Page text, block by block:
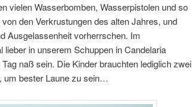
vielen Wasserbomben, Wasserpistolen und so
den Verkrustungen des alten Jahres, und
Ausgelassenheit vorherrschen. Im
in unserem Schuppen in Candelaria
naß sein. Die Kinder brauchten lediglich zwei
um bester Laune zu sein…